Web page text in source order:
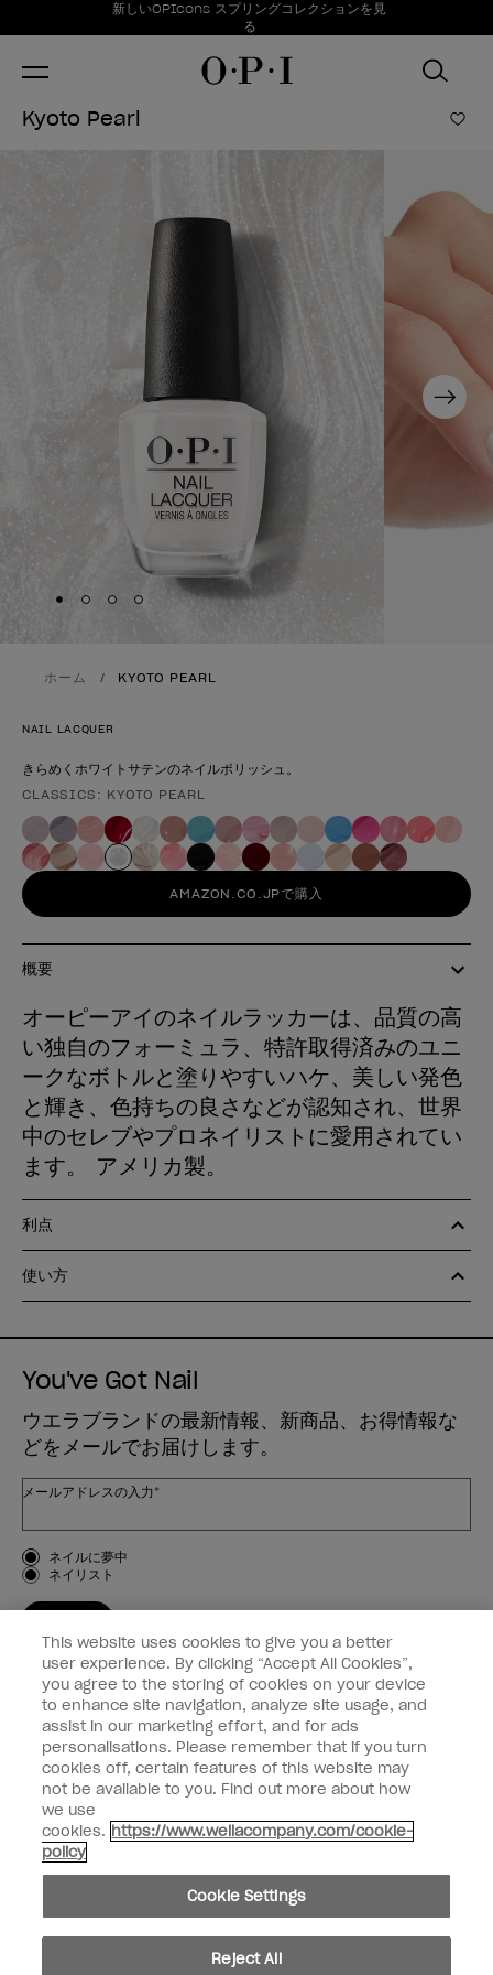
お得情報新しいOPIcons スプリングコレクションを見
る
Item 1 of 1
Kyoto Pearl ほ
Next
Skip to slide
Skip to slide 2
Skip to slide3
Skip to slide
ホーム KYOTO PEARL
NAIL LACQUER
きらめくホワイトサテンのネイルポリッシュ。
製品形態
CLASSICS: KYOTO PEARL
AMAZON.CO.JPで購入
概要
オーピーアイのネイルラッカーは、品質の高
い独自のフォーミュラ、特許取得済みのユニ
ークなボトルと塗りやすいハケ、美しい発色
と輝き、色持ちの良さなどが認知され、世界
中のセレブやプロネイリストに愛用されてい
ます。 アメリカ製。
利点
使い方
You've Got Nail
ウエラブランドの最新情報、新商品、お得情報な
どをメールでお届けします。
メールアドレスの入力*
お客様のタイプ
ネイルに夢中
ネイリスト
OPI
個人情報の取り扱い
facebookinstagram
個人情報を共有または販売しないでください
© Copyright 2024, Wella Operations US LLC, 無断複写・転載を禁じます。
This website uses cookies to give you a better
user experience. By clicking “Accept All Cookies”,
you agree to the storing of cookies on your device
to enhance site navigation, analyze site usage, and
assist in our marketing effort, and for ads
personalisations. Please remember that if you turn
cookies off, certain features of this website may
not be available to you. Find out more about how
we use
cookies. https://www.wellacompany.com/cookie-
policy
Cookie Settings
Reject All